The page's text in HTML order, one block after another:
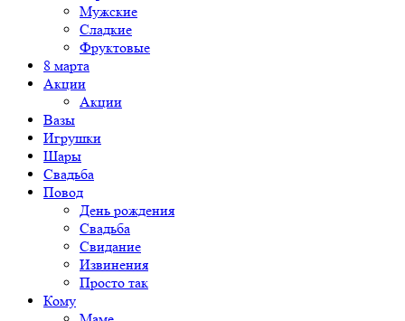
Мужские
Сладкие
Фруктовые
8 марта
Акции
Акции
Вазы
Игрушки
Шары
Свадьба
Повод
День рождения
Свадьба
Свидание
Извинения
Просто так
Кому